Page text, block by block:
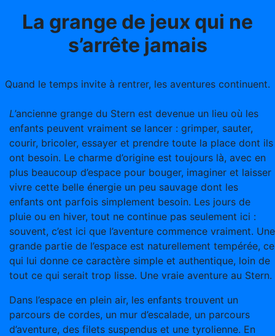
La grange de jeux qui ne
s’arrête jamais
Quand le temps invite à rentrer, les aventures continuent.
L’ancienne grange du Stern est devenue un lieu où les
enfants peuvent vraiment se lancer : grimper, sauter,
courir, bricoler, essayer et prendre toute la place dont ils
ont besoin. Le charme d’origine est toujours là, avec en
plus beaucoup d’espace pour bouger, imaginer et laisser
vivre cette belle énergie un peu sauvage dont les
enfants ont parfois simplement besoin. Les jours de
pluie ou en hiver, tout ne continue pas seulement ici :
souvent, c’est ici que l’aventure commence vraiment. Une
grande partie de l’espace est naturellement tempérée, ce
qui lui donne ce caractère simple et authentique, loin de
tout ce qui serait trop lisse. Une vraie aventure au Stern.
Dans l’espace en plein air, les enfants trouvent un
parcours de cordes, un mur d’escalade, un parcours
d’aventure, des filets suspendus et une tyrolienne. En